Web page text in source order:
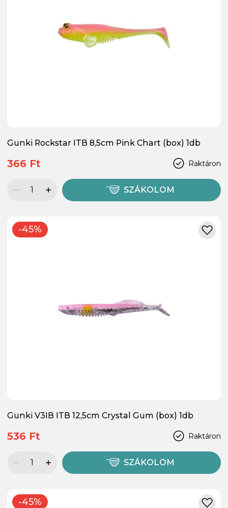
Gunki Rockstar ITB 8,5cm Pink Chart (box) 1db
Raktáron
366 Ft
SZÁKOLOM
-45%
Gunki V3IB ITB 12,5cm Crystal Gum (box) 1db
Raktáron
536 Ft
SZÁKOLOM
-45%